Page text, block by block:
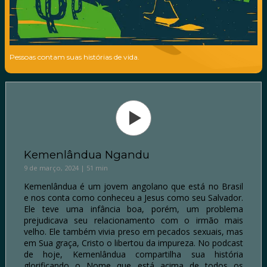
Pessoas contam suas histórias de vida.
Kemenlândua Ngandu
9 de março, 2024 | 51 min
Kemenlândua é um jovem angolano que está no Brasil
e nos conta como conheceu a Jesus como seu Salvador.
Ele teve uma infância boa, porém, um problema
prejudicava seu relacionamento com o irmão mais
velho. Ele também vivia preso em pecados sexuais, mas
em Sua graça, Cristo o libertou da impureza. No podcast
de hoje, Kemenlândua compartilha sua história